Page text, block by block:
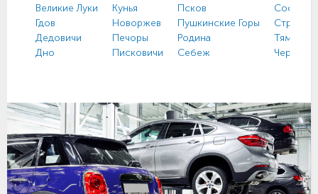
Великие Луки
Гдов
Дедовичи
Дно
Кунья
Новоржев
Печоры
Писковичи
Псков
Пушкинские Горы
Родина
Себеж
Струги
Тямша
Черёха